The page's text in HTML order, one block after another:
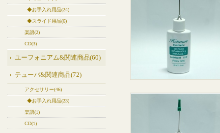
◆お手入れ用品(24)
◆スライド用品(6)
楽譜(2)
CD(3)
ユーフォニアム&関連商品(60)
テューバ&関連商品(72)
アクセサリー(46)
◆お手入れ用品(23)
楽譜(1)
CD(1)